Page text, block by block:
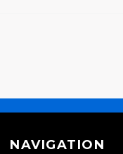
NAVIGATION